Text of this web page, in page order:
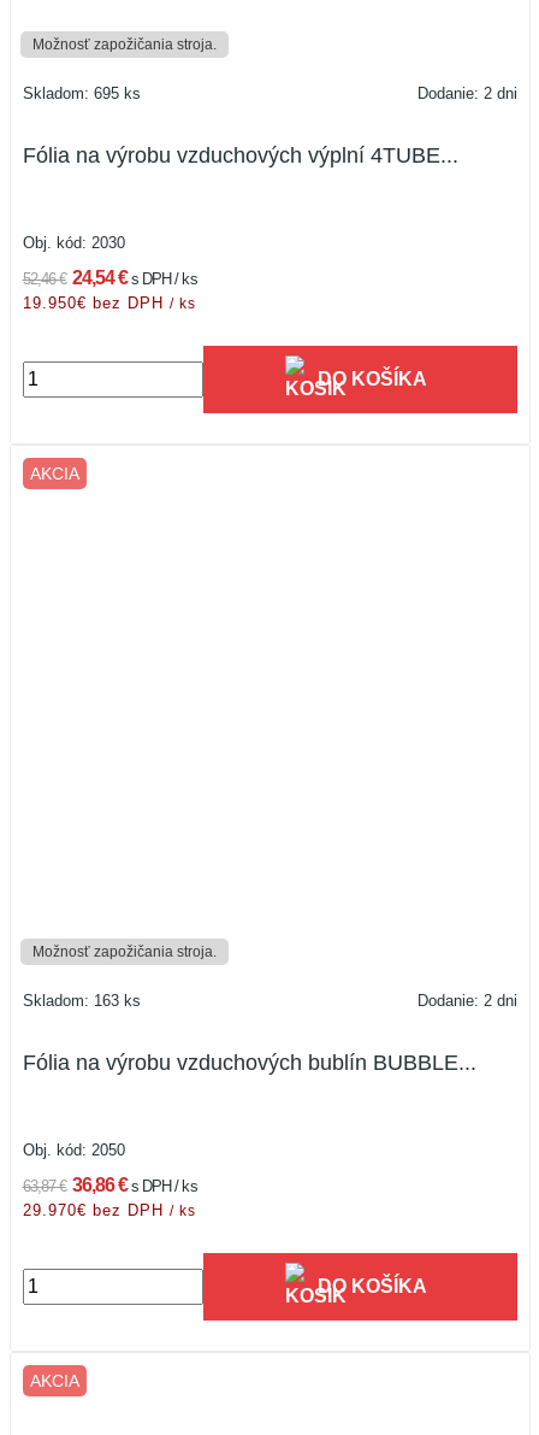
Možnosť zapožičania stroja.
Skladom: 695 ks Dodanie: 2 dni
Fólia na výrobu vzduchových výplní 4TUBE...
Obj. kód: 2030
52,46 € 24,54 €s DPH / ks
19.950€ bez DPH / ks
DO KOŠÍKA
AKCIA
Možnosť zapožičania stroja.
Skladom: 163 ks Dodanie: 2 dni
Fólia na výrobu vzduchových bublín BUBBLE...
Obj. kód: 2050
63,87 € 36,86 €s DPH / ks
29.970€ bez DPH / ks
DO KOŠÍKA
AKCIA